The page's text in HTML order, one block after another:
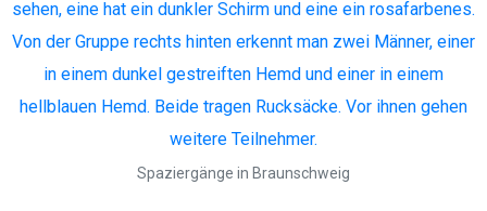
Spaziergänge in Braunschweig